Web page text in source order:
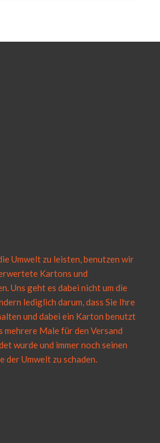
Umwelt zu leisten, benutzen wir
Kartons und
Uns geht es dabei nicht um die
lediglich darum, dass Sie Ihre
und dabei ein Karton benutzt
mehrere Male für den Versand
wurde und immer noch seinen
der Umwelt zu schaden.